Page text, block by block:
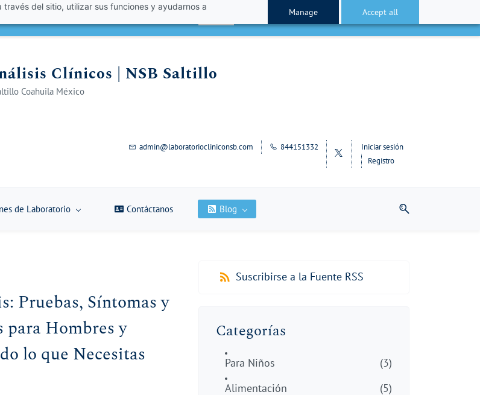
del sitio, utilizar sus funciones y ayudarnos a
Manage Accept all
Clínicos | NSB Saltillo
Coahuila México
admin@laboratoriocliniconsb.com 844151332
Iniciar sesión
Registro
de Laboratorio Contáctanos Blog
Pruebas, Síntomas y
Hombres y
lo que Necesitas
Suscribirse a la Fuente RSS
Categorías
Para Niños
(3)
Alimentación
(5)
con el código VERANO 2026!